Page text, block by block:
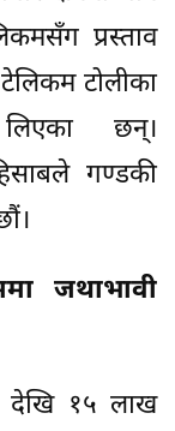
प्रस्ताव
टोलीका
लिएका छन्।
गण्डकी
जथाभावी
देखि १५ लाख